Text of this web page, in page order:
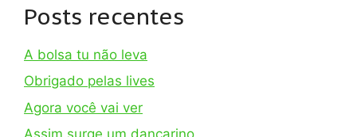
Posts recentes
A bolsa tu não leva
Obrigado pelas lives
Agora você vai ver